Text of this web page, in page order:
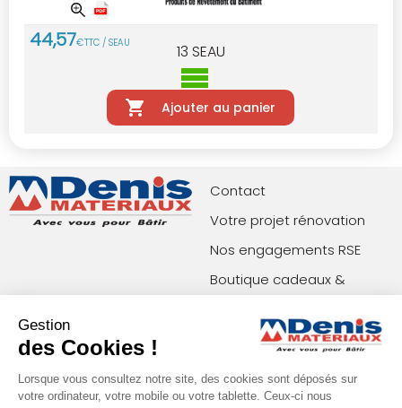
44,57€TTC / SEAU 13 SEAU
Ajouter au panier
Contact
Votre projet rénovation
Nos engagements RSE
Boutique cadeaux &
Index égalité femmes-
Gestion
des Cookies !
Lorsque vous consultez notre site, des cookies sont déposés sur
votre ordinateur, votre mobile ou votre tablette. Ceux-ci nous